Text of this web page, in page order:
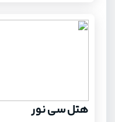
هتل سی نور